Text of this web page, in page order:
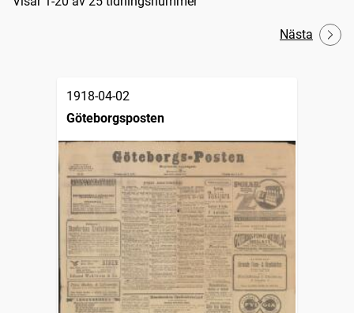
Nästa
1918-04-02
Göteborgsposten